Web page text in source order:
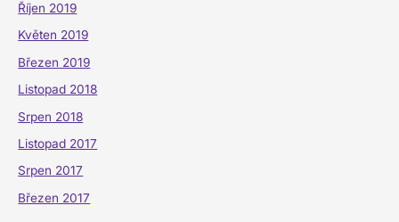
Říjen 2019
Květen 2019
Březen 2019
Listopad 2018
Srpen 2018
Listopad 2017
Srpen 2017
Březen 2017